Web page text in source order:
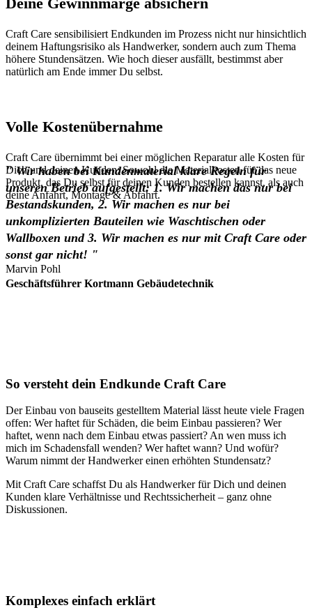
Craft Care sensibilisiert Endkunden im Prozess nicht nur hinsichtlich
deinem Haftungsrisiko als Handwerker, sondern auch zum Thema
höhere Stundensätzen. Wie hoch dieser ausfällt, bestimmst aber
natürlich am Ende immer Du selbst.
Volle Kostenübernahme
Craft Care übernimmt bei einer möglichen Reparatur alle Kosten für
Dich und deinen Kunden: Sowohl die Materialkosten für das neue
Produkt, das Du selbst für deinen Kunden bestellen kannst, als auch
deine Anfahrt, Montage & Abfahrt.
"Wir haben bei Kundenmaterial klare Regeln für
unseren Betrieb aufgestellt: 1. Wir machen das nur bei
Bestandskunden, 2. Wir machen es nur bei
unkomplizierten Bauteilen wie Waschtischen oder
Wallboxen und 3. Wir machen es nur mit Craft Care oder
sonst gar nicht! "
Marvin Pohl
Geschäftsführer Kortmann Gebäudetechnik
So versteht dein Endkunde Craft Care
Der Einbau von bauseits gestelltem Material lässt heute viele Fragen
offen: Wer haftet für Schäden, die beim Einbau passieren? Wer
haftet, wenn nach dem Einbau etwas passiert? An wen muss ich
mich im Schadensfall wenden? Wer haftet wann? Und wofür?
Warum nimmt der Handwerker einen erhöhten Stundensatz?
Mit Craft Care schaffst Du als Handwerker für Dich und deinen
Kunden klare Verhältnisse und Rechtssicherheit – ganz ohne
Diskussionen.
Komplexes einfach erklärt